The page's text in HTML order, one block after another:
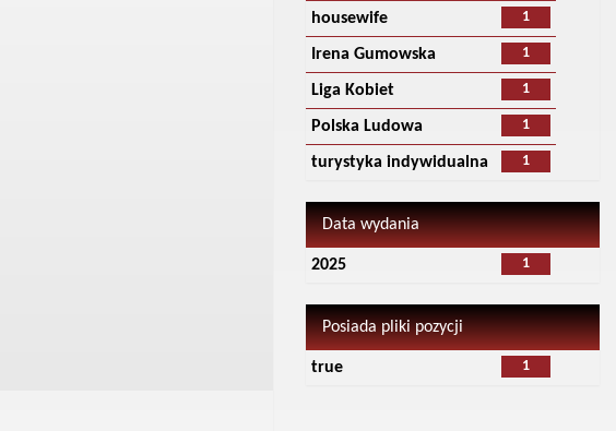
1
housewife
1
Irena Gumowska
1
Liga Kobiet
1
Polska Ludowa
1
turystyka indywidualna
Data wydania
1
2025
Posiada pliki pozycji
1
true